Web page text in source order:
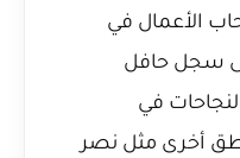
الأعمال في
سجل حافل
في
أخرى مثل نصر